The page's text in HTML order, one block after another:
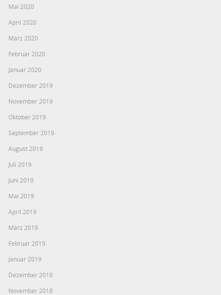
Mai 2020
April 2020
März 2020
Februar 2020
Januar 2020
Dezember 2019
November 2019
Oktober 2019
September 2019
August 2019
Juli 2019
Juni 2019
Mai 2019
April 2019
März 2019
Februar 2019
Januar 2019
Dezember 2018
November 2018